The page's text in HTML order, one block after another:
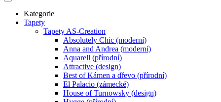
Kategorie
Tapety
Tapety AS-Creation
Absolutely Chic (moderní)
Anna and Andrea (moderní)
Aquarell (přírodní)
Attractive (design)
Best of Kámen a dřevo (přírodní)
El Palacio (zámecké)
House of Turnowsky (design)